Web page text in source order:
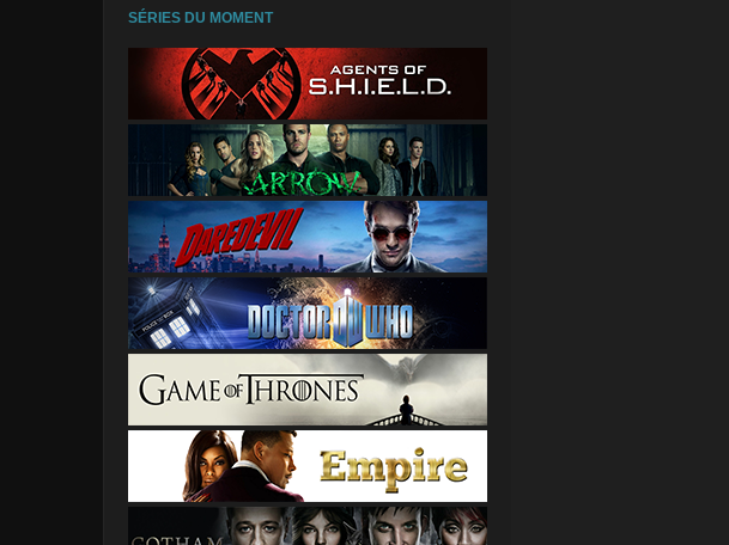
SÉRIES DU MOMENT